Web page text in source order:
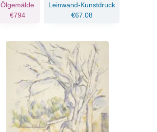
Ölgemälde
€794
Leinwand-Kunstdruck
€67.08